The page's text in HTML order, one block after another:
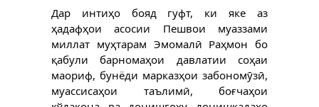
Дар интиҳо бояд гуфт, ки яке аз
ҳадафҳои асосии Пешвои муаззами
миллат муҳтарам Эмомалӣ Раҳмон бо
қабули барномаҳои давлатии соҳаи
маориф, бунёди марказҳои забономӯзӣ,
муассисаҳои таълимӣ, боғчаҳои